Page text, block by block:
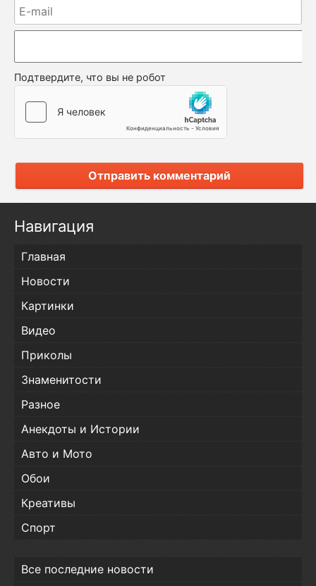
Подтвердите, что вы не робот
Отправить комментарий
Навигация
Главная
Новости
Картинки
Видео
Приколы
Знаменитости
Разное
Анекдоты и Истории
Авто и Мото
Обои
Креативы
Спорт
Все последние новости